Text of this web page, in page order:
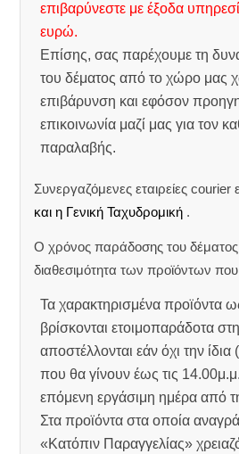
επιβαρύνεστε με έξοδα
ευρώ.
Επίσης, σας παρέχουμε τη
του δέματος από το χώρο μας
επιβάρυνση και εφόσον
επικοινωνία μαζί μας για τον
παραλαβής.
Συνεργαζόμενες εταιρείες courier
και η Γενική Ταχυδρομική .
Ο χρόνος παράδοσης του δέματος
διαθεσιμότητα των προϊόντων που
Τα χαρακτηρισμένα προϊόντα
βρίσκονται ετοιμοπαράδοτα
αποστέλλονται εάν όχι την ίδια
που θα γίνουν έως τις
επόμενη εργάσιμη ημέρα από
Στα προϊόντα στα οποία
«Κατόπιν Παραγγελίας»